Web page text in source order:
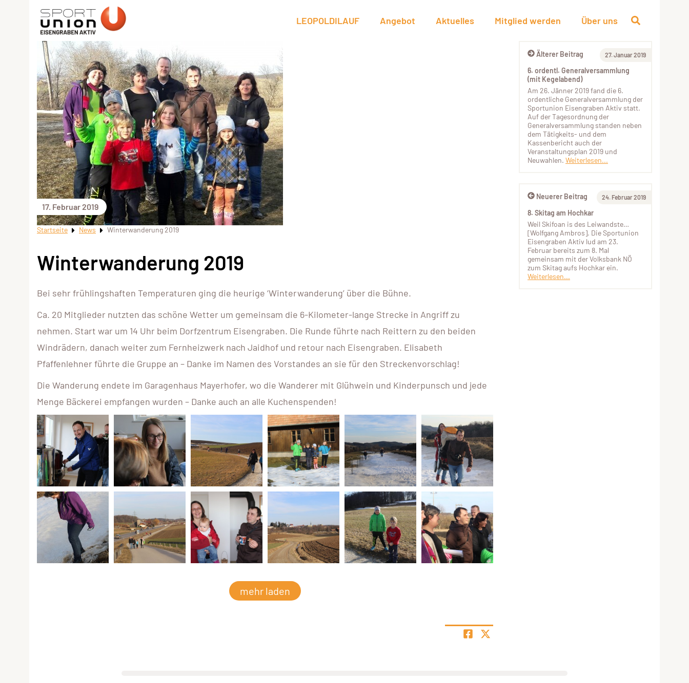
LEOPOLDILAUF Angebot Aktuelles Mitglied werden Über uns
17. Februar 2019
Startseite News Winterwanderung 2019
Winterwanderung 2019
Bei sehr frühlingshaften Temperaturen ging die heurige ‘Winterwanderung’ über die Bühne.
Ca. 20 Mitglieder nutzten das schöne Wetter um gemeinsam die 6-Kilometer-lange Strecke in Angriff zu
nehmen. Start war um 14 Uhr beim Dorfzentrum Eisengraben. Die Runde führte nach Reittern zu den beiden
Windrädern, danach weiter zum Fernheizwerk nach Jaidhof und retour nach Eisengraben. Elisabeth
Pfaffenlehner führte die Gruppe an – Danke im Namen des Vorstandes an sie für den Streckenvorschlag!
Die Wanderung endete im Garagenhaus Mayerhofer, wo die Wanderer mit Glühwein und Kinderpunsch und jede
Menge Bäckerei empfangen wurden – Danke auch an alle Kuchenspenden!
mehr laden
Älterer Beitrag 27. Januar 2019
6. ordentl. Generalversammlung
(mit Kegelabend)
Am 26. Jänner 2019 fand die 6.
ordentliche Generalversammlung der
Sportunion Eisengraben Aktiv statt.
Auf der Tagesordnung der
Generalversammlung standen neben
dem Tätigkeits- und dem
Kassenbericht auch der
Veranstaltungsplan 2019 und
Neuwahlen. Weiterlesen...
Neuerer Beitrag 24. Februar 2019
8. Skitag am Hochkar
Weil Skifoan is des Leiwandste…
[Wolfgang Ambros]. Die Sportunion
Eisengraben Aktiv lud am 23.
Februar bereits zum 8. Mal
gemeinsam mit der Volksbank NÖ
zum Skitag aufs Hochkar ein.
Weiterlesen...